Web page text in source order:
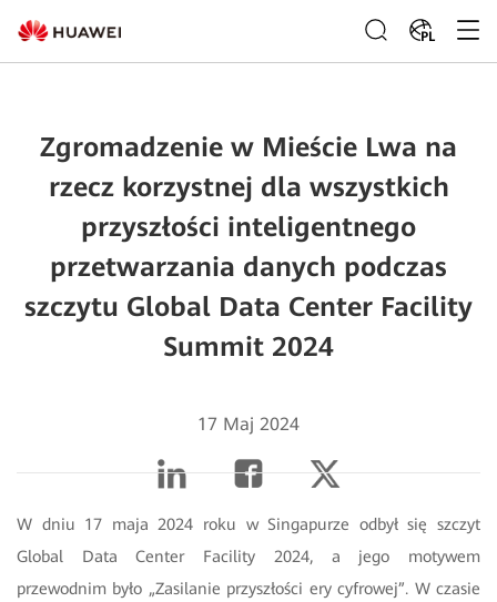
PL
Zgromadzenie w Mieście Lwa na
rzecz korzystnej dla wszystkich
przyszłości inteligentnego
przetwarzania danych podczas
szczytu Global Data Center Facility
Summit 2024
17 Maj 2024
W dniu 17 maja 2024 roku w Singapurze odbył się szczyt
Global Data Center Facility 2024, a jego motywem
przewodnim było „Zasilanie przyszłości ery cyfrowej”. W czasie